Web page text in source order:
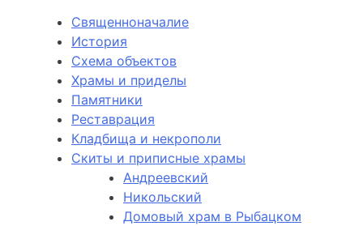
Священноначалие
История
Схема объектов
Храмы и приделы
Памятники
Реставрация
Кладбища и некрополи
Скиты и приписные храмы
Андреевский
Никольский
Домовый храм в Рыбацком